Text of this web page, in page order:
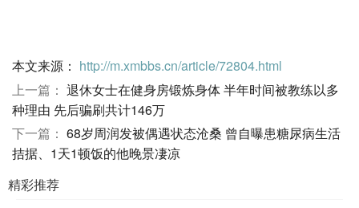
本文来源： http://m.xmbbs.cn/article/72804.html
上一篇： 退休女士在健身房锻炼身体 半年时间被教练以多
种理由 先后骗刷共计146万
下一篇： 68岁周润发被偶遇状态沧桑 曾自曝患糖尿病生活
拮据、1天1顿饭的他晚景凄凉
精彩推荐